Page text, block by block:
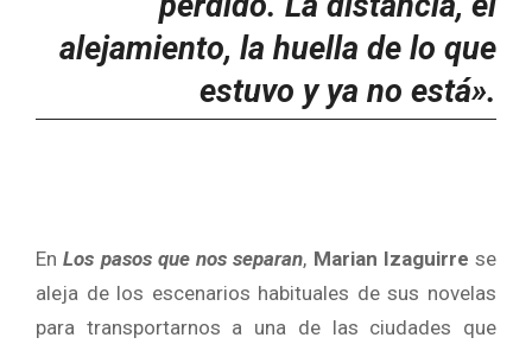
alejamiento, la huella de lo que
estuvo y ya no está».
EnLos pasos que nos separan, Marian Izaguirre se
aleja de los escenarios habituales de sus novelas
para transportarnos a una de las ciudades que